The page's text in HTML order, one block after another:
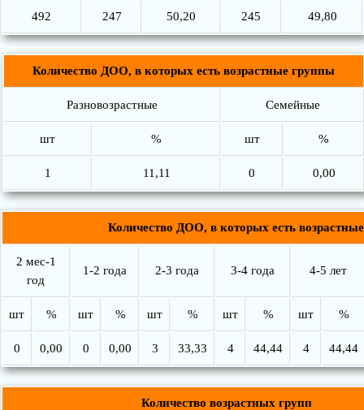
492 247 50,20 245 49,80
Количество ДОО, в которых есть возрастные группы
Разновозрастные Семейные
шт % шт %
1 11,11 0 0,00
Количество ДОО, в которых есть
2 мес-1
год
1-2 года 2-3 года 3-4 года 4-5 лет
шт % шт % шт % шт % шт %
0 0,00 0 0,00 3 33,33 4 44,44 4 44,44
Количество возрастных групп